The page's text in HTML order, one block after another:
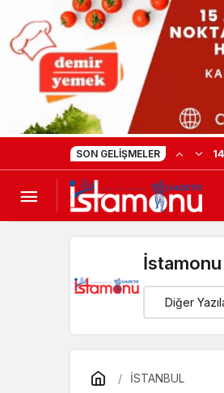
SON GELIŞMELER
Diğer
İSTANBUL